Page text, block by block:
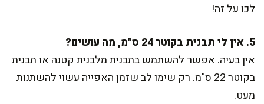
לכו על זה!
5. אין לי תבנית בקוטר 24 ס"מ, מה עושים?
אין בעיה. אפשר להשתמש בתבנית מלבנית קטנה או תבנית
בקוטר 22 ס"מ. רק שימו לב שזמן האפייה עשוי להשתנות
מעט.